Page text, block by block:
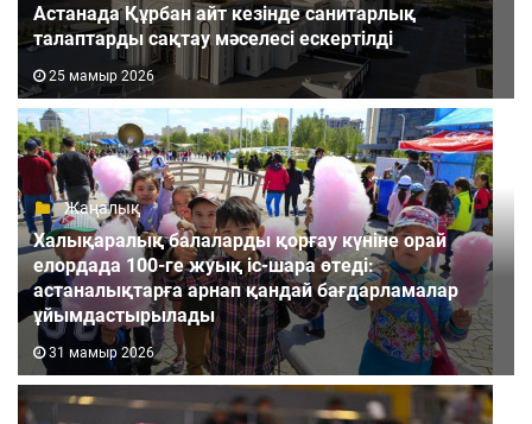
Астанада Құрбан айт кезінде санитарлық
талаптарды сақтау мәселесі ескертілді
25 мамыр 2026
Жаңалық
Халықаралық балаларды қорғау күніне орай
елордада 100-ге жуық іс-шара өтеді:
астаналықтарға арнап қандай бағдарламалар
ұйымдастырылады
31 мамыр 2026